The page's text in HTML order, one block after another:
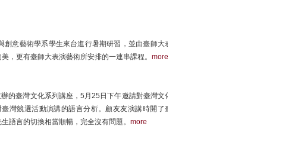
意藝術學系學生來台進行暑期研習，並由臺師大表
，更有臺師大表演藝術所安排的一連串課程。 more
的臺灣文化系列講座，5月25日下午邀請對臺灣文化
灣競選活動演講的語言分析。顧友友演講時開了臺
語言的切換相當順暢，完全沒有問題。 more